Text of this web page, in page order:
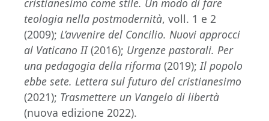
cristianesimo come stile. Un modo di fare
teologia nella postmodernità, voll. 1 e 2
(2009); L’avvenire del Concilio. Nuovi approcci
al Vaticano II(2016); Urgenze pastorali. Per
una pedagogia della riforma (2019);Il popolo
ebbe sete. Lettera sul futuro del cristianesimo
(2021); Trasmettere un Vangelo di libertà
(nuova edizione 2022).